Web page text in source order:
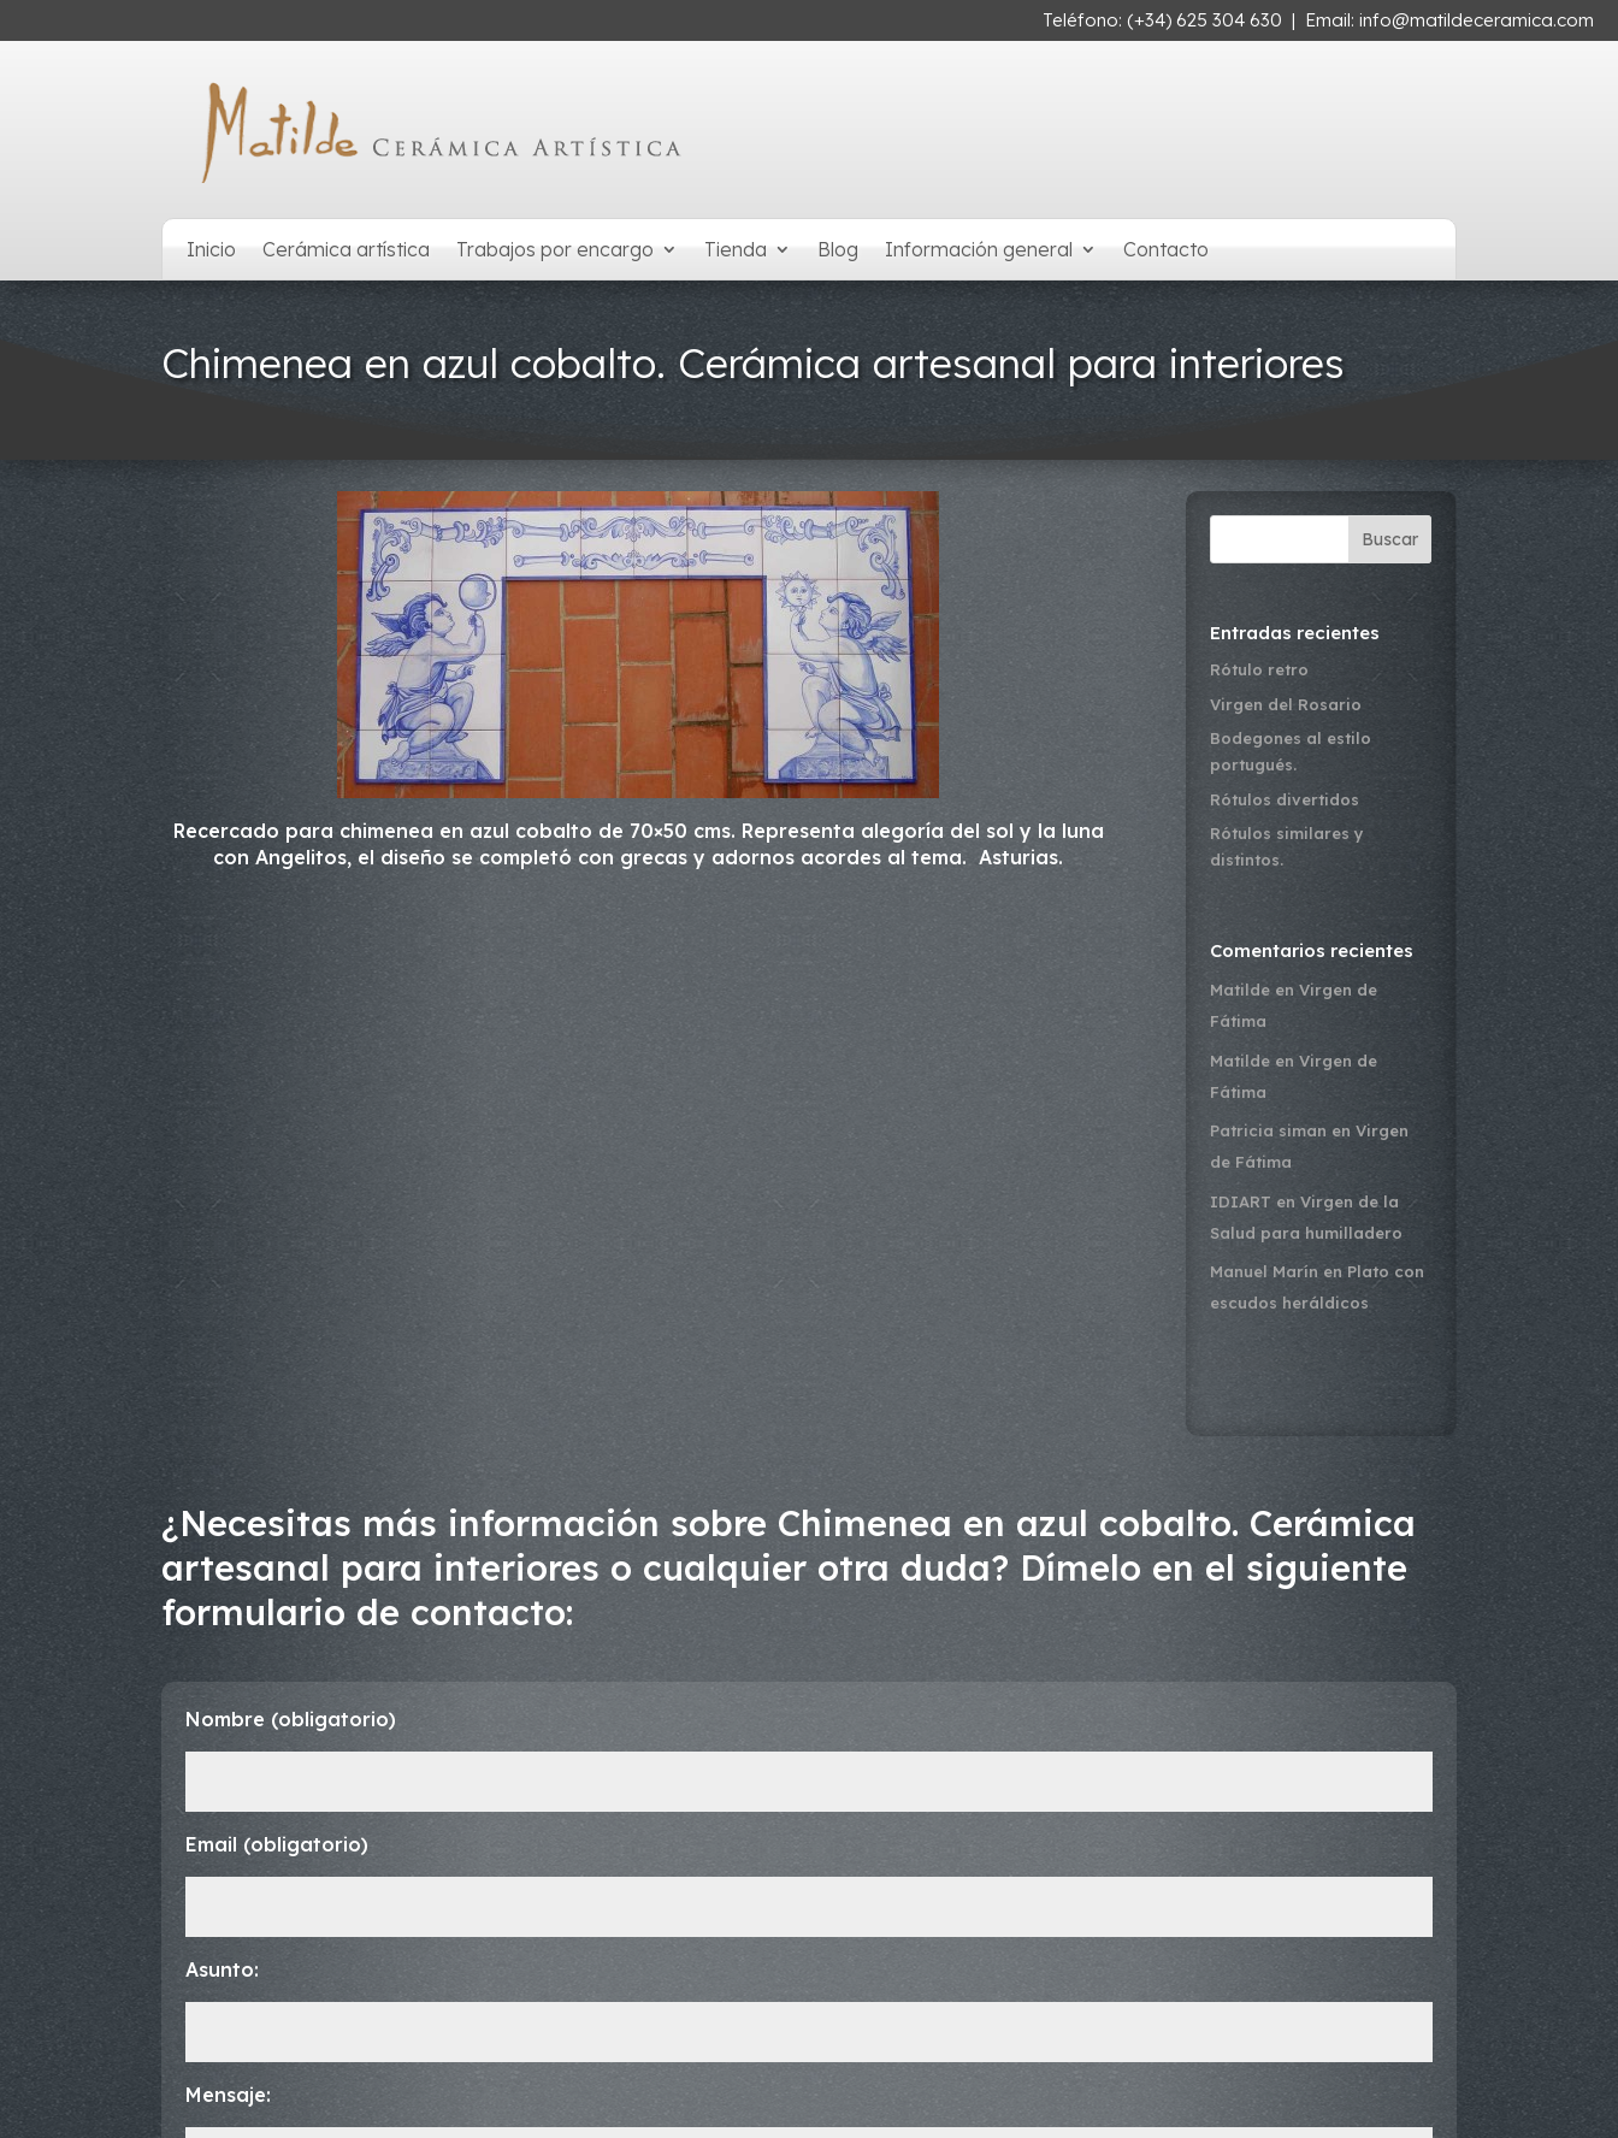
Teléfono: (+34) 625 304 630 | Email: info@matildeceramica.com
Inicio Cerámica artística Trabajos por encargo Tienda Blog Información general Contacto
Chimenea en azul cobalto. Cerámica artesanal para interiores
Recercado para chimenea en azul cobalto de 70×50 cms. Representa alegoría del sol y la luna
con Angelitos, el diseño se completó con grecas y adornos acordes al tema. Asturias.
Buscar
Entradas recientes
Rótulo retro
Virgen del Rosario
Bodegones al estilo
portugués.
Rótulos divertidos
Rótulos similares y
distintos.
Comentarios recientes
Matilde enVirgen de
Fátima
Matilde enVirgen de
Fátima
Patricia siman enVirgen
de Fátima
IDIART enVirgen de la
Salud para humilladero
Manuel Marín en Plato con
escudos heráldicos
¿Necesitas más información sobre Chimenea en azul cobalto. Cerámica
artesanal para interiores o cualquier otra duda? Dímelo en el siguiente
formulario de contacto:
Nombre (obligatorio)
Email (obligatorio)
Asunto:
Mensaje: